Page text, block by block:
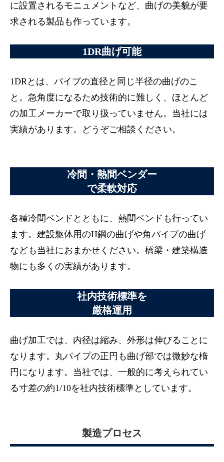
に設置されるモニュメントなど、曲げの美貌が要
求される製品も作っています。
1DR曲げ可能
1DRとは、パイプの直径と同じ半径の曲げのこ
と。急角度になるため技術的に難しく、ほとんど
の加工メーカーで取り扱っていません。当社には
実績があります。どうぞご相談ください。
冷間・熱間ベンダー
で柔軟対応
各種冷間ベンドとともに、熱間ベンドも行ってい
ます。建設躯体用のH鋼の曲げや角パイプの曲げ
なども当社におまかせください。橋梁・建築構造
物にも多くの実績があります。
社内技術標準を
厳格運用
曲げ加工では、内径は縮み、外形は伸びることに
なります。丸パイプの正円も曲げ部では微妙な楕
円になります。当社では、一般的に考えられてい
る寸差の約1/10を社内技術標準としています。
製造プロセス